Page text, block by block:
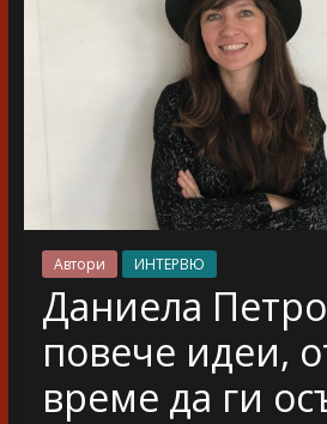
Автори ИНТЕРВЮ
Даниела
повече идеи,
време да ги